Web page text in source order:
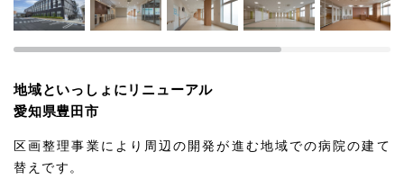
地域といっしょにリニューアル
愛知県豊田市
区画整理事業により周辺の開発が進む地域での病院の建て
替えです。